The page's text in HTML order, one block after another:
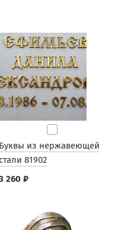
Буквы из нержавеющей
стали 81902
260 ₽